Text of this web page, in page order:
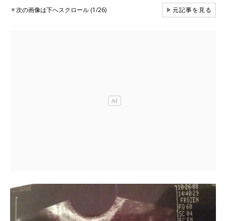
▼次の画像は下へスクロール (1/26) ▶元記事を見る